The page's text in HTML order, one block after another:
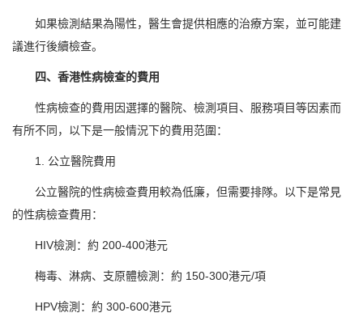
如果檢測結果為陽性，醫生會提供相應的治療方案，並可能建
議進行後續檢查。
四、香港性病檢查的費用
性病檢查的費用因選擇的醫院、檢測項目、服務項目等因素而
有所不同，以下是一般情況下的費用范圍：
1. 公立醫院費用
公立醫院的性病檢查費用較為低廉，但需要排隊。以下是常見
的性病檢查費用：
HIV檢測：約 200-400港元
梅毒、淋病、支原體檢測：約 150-300港元/項
HPV檢測：約 300-600港元